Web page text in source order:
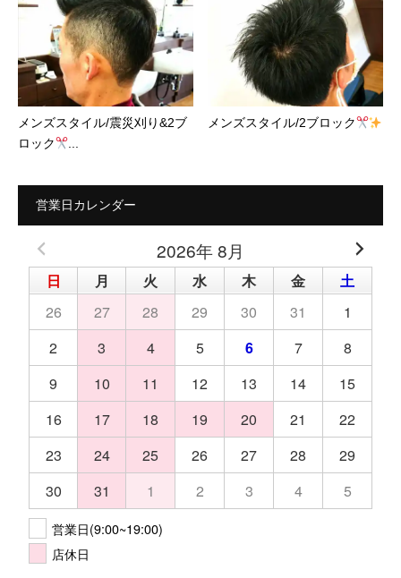
メンズスタイル/震災刈り&2ブ
ロック
...
メンズスタイル/2ブロック
営業日カレンダー
2026年 8月
日 月 火 水 木 金
土
26
27 28 29 30 31
1
2
3 4 5 6 7
8
9
10 11 12 13 14
15
16
17 18 19 20 21
22
23
24 25 26 27 28
29
30
31 1 2 3 4 5
営業日(9:00~19:00)
店休日